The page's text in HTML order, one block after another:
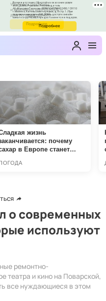
о современных
используют
ремонтно-
театра и кино на Поварской,
все нуждающиеся в этом